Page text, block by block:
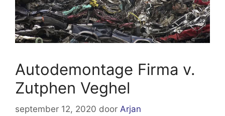
Autodemontage Firma v.
Zutphen Veghel
september 12, 2020 door Arjan